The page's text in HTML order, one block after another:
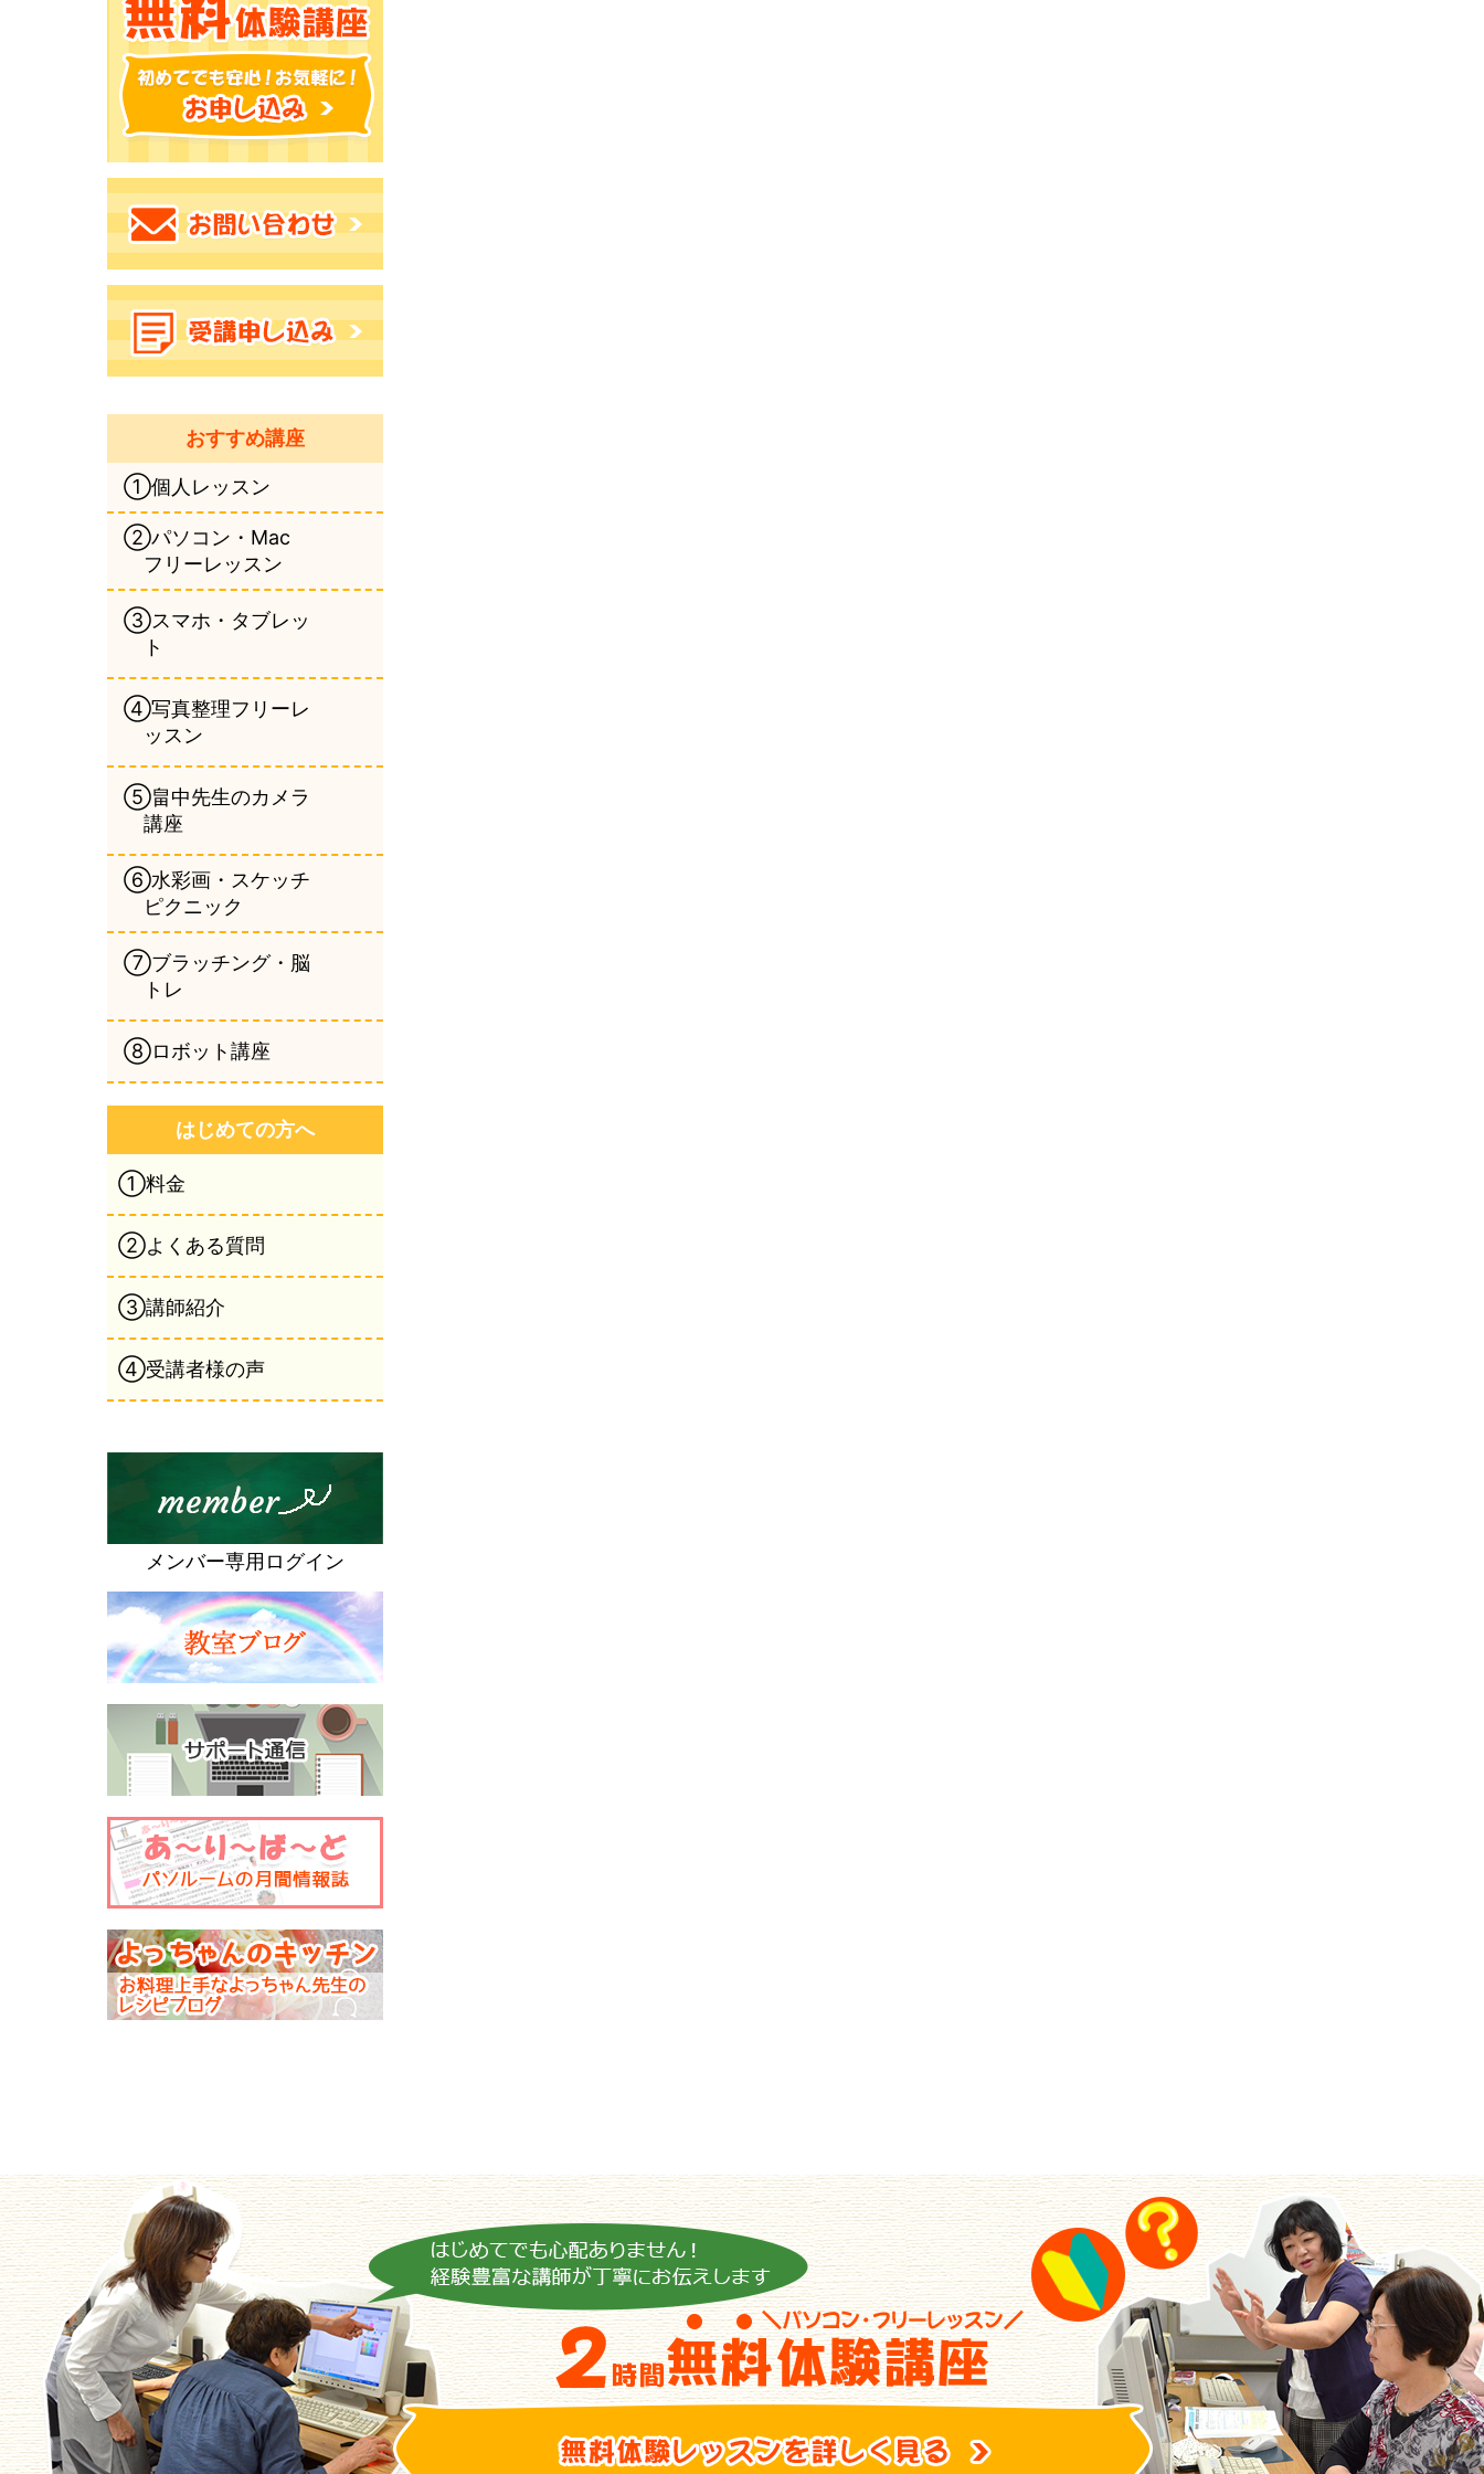
おすすめ講座
①個人レッスン
②パソコン・Mac
フリーレッスン
③スマホ・タブレッ
ト
④写真整理フリーレ
ッスン
⑤畠中先生のカメラ
講座
⑥水彩画・スケッチ
ピクニック
⑦ブラッチング・脳
トレ
⑧ロボット講座
はじめての方へ
①料金
②よくある質問
③講師紹介
④受講者様の声
メンバー専用ログイン